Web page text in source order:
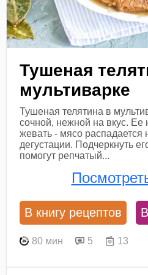
Тушеная
мультиварке
Тушеная телятина в
сочной, нежной на вкус. Ее
жевать - мясо распадается
дегустации. Подчеркнуть
помогут репчатый...
В книгу рецептов
80 мин 5 13